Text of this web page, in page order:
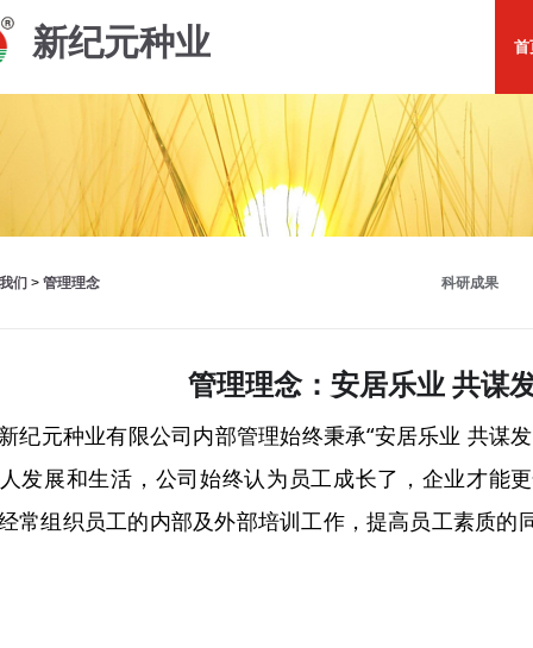
新纪元种业 首
行为准则 管理理念
们 > 管理理念 科研成果
管理理念：安居乐业 共谋
种业有限公司内部管理始终秉承“安居乐业 共谋发
发展和生活，公司始终认为员工成长了，企业才能
常组织员工的内部及外部培训工作，提高员工素质的